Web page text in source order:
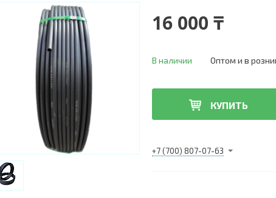
16 000 ₸
В наличии Оптом и в
КУПИТЬ
+7 (700) 807-07-63